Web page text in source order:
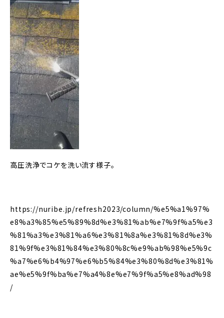
高圧洗浄でコケを洗い流す様子。
https://nuribe.jp/refresh2023/column/%e5%a1%97%
e8%a3%85%e5%89%8d%e3%81%ab%e7%9f%a5%e3
%81%a3%e3%81%a6%e3%81%8a%e3%81%8d%e3%
81%9f%e3%81%84%e3%80%8c%e9%ab%98%e5%9c
%a7%e6%b4%97%e6%b5%84%e3%80%8d%e3%81%
ae%e5%9f%ba%e7%a4%8e%e7%9f%a5%e8%ad%98
/